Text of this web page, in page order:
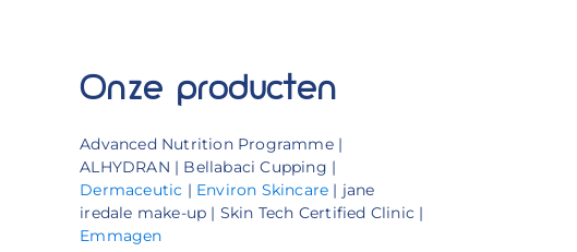
Onze producten
Advanced Nutrition Programme |
ALHYDRAN | Bellabaci Cupping |
Dermaceutic | Environ Skincare | jane
iredale make-up | Skin Tech Certified Clinic |
Emmagen